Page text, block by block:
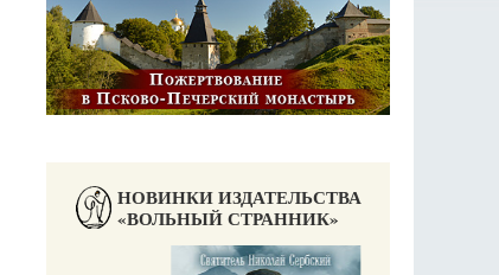
НОВИНКИ ИЗДАТЕЛЬСТВА
«ВОЛЬНЫЙ СТРАННИК»